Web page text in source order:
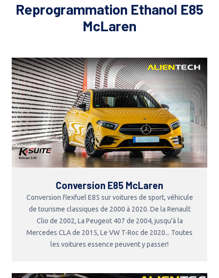
Reprogrammation Ethanol E85
McLaren
Conversion E85 McLaren
Conversion flexfuel E85 sur voitures de sport, véhicule
de tourisme classiques de 2000 à 2020. De la Renault
Clio de 2002, La Peugeot 407 de 2004, jusqu'à la
Mercedes CLA de 2015, Le VW T-Roc de 2020... Toutes
les voitures essence peuvent y passer!